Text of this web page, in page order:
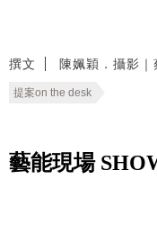
撰文 陳姵穎．攝影
提案on the desk
藝能現場